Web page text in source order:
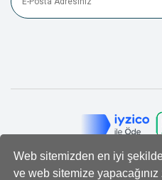
Web sitemizden en iyi
ve web sitemize